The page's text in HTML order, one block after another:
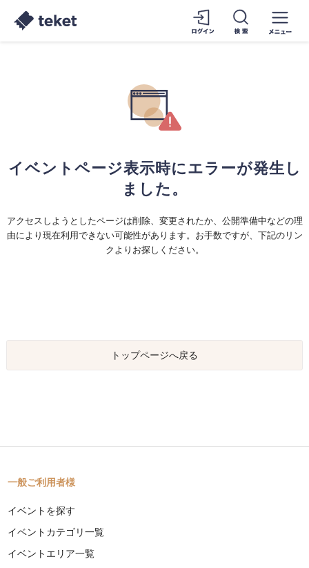
イベントページ表示時にエラーが発生し
ました。
アクセスしようとしたページは削除、変更されたか、公開準備中などの理
由により現在利用できない可能性があります。お手数ですが、下記のリン
クよりお探しください。
トップページへ戻る
一般ご利用者様
イベントを探す
イベントカテゴリ一覧
イベントエリア一覧